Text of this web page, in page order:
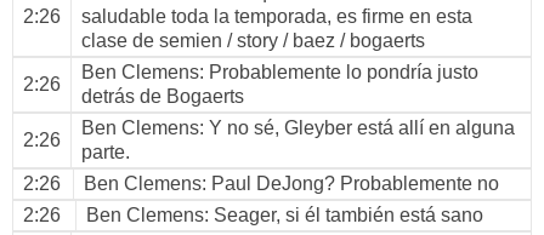
2:26
saludable toda la temporada, es firme en esta
clase de semien / story / baez / bogaerts
2:26
Ben Clemens: Probablemente lo pondría justo
detrás de Bogaerts
2:26
Ben Clemens: Y no sé, Gleyber está allí en alguna
parte.
2:26
Ben Clemens: Paul DeJong? Probablemente no
2:26
Ben Clemens: Seager, si él también está sano